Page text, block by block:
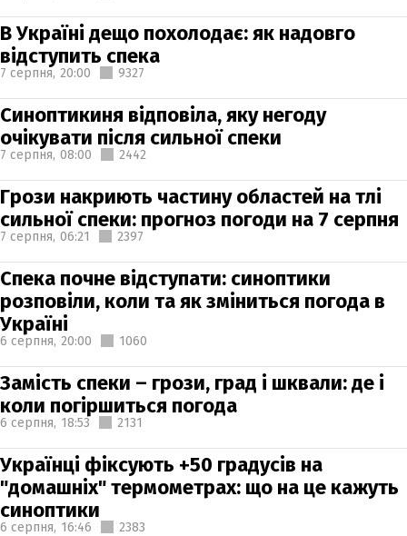
В Україні дещо похолодає: як надовго
відступить спека
7 серпня, 20:00 9327
Синоптикиня відповіла, яку негоду
очікувати після сильної спеки
7 серпня, 08:00 2442
Грози накриють частину областей на тлі
сильної спеки: прогноз погоди на 7 серпня
7 серпня, 06:21 2397
Спека почне відступати: синоптики
розповіли, коли та як зміниться погода в
Україні
6 серпня, 20:00 1060
Замість спеки – грози, град і шквали: де і
коли погіршиться погода
6 серпня, 18:53 2131
Українці фіксують +50 градусів на
"домашніх" термометрах: що на це кажуть
синоптики
6 серпня, 16:46 2383